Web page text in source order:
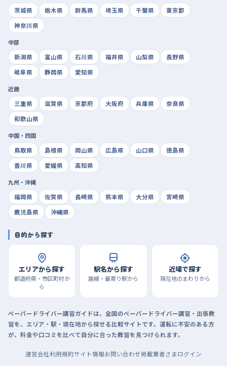
茨城県
栃木県 群馬県 埼玉県 千葉県
東京都
神奈川県
中部
新潟県
富山県 石川県 福井県 山梨県
長野県
岐阜県
静岡県 愛知県
近畿
三重県
滋賀県 京都府 大阪府 兵庫県
奈良県
和歌山県
中国・四国
鳥取県
島根県 岡山県 広島県 山口県
徳島県
香川県
愛媛県 高知県
九州・沖縄
福岡県
佐賀県 長崎県 熊本県 大分県
宮崎県
鹿児島県
沖縄県
目的から探す
エリアから探す
都道府県・市区町村か
ら
駅名から探す
路線・最寄り駅から
近場で探す
現在地のまわりから
ペーパードライバー講習ガイドは、全国のペーパードライバー講習・出張教
習を、エリア・駅・現在地から探せる比較サイトです。運転に不安のある方
が、料金や口コミを比べて自分に合った教習を見つけられます。
運営会社利用規約サイト情報お問い合わせ掲載業者さまログイン